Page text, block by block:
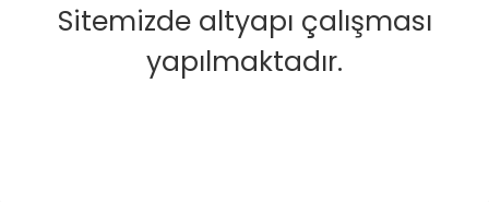
Sitemizde altyapı çalışması
yapılmaktadır.